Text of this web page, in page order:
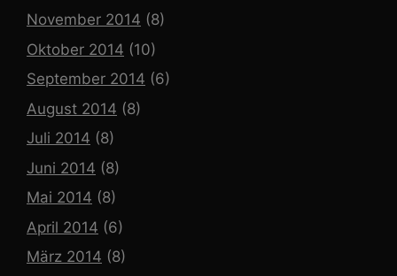
November 2014 (8)
Oktober 2014 (10)
September 2014 (6)
August 2014 (8)
Juli 2014 (8)
Juni 2014 (8)
Mai 2014 (8)
April 2014 (6)
März 2014 (8)